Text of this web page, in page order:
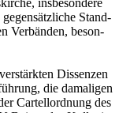
ins­be­son­de­re
Stand­
Ver­bän­den, be­son­
Dis­sen­zen
die da­ma­li­gen
Car­tell­ord­nung des